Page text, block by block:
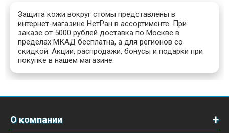
Защита кожи вокруг стомы представлены в
интернет-магазине НетРан в ассортименте. При
заказе от 5000 рублей доставка по Москве в
пределах МКАД бесплатна, а для регионов со
скидкой. Акции, распродажи, бонусы и подарки при
покупке в нашем магазине.
О компании